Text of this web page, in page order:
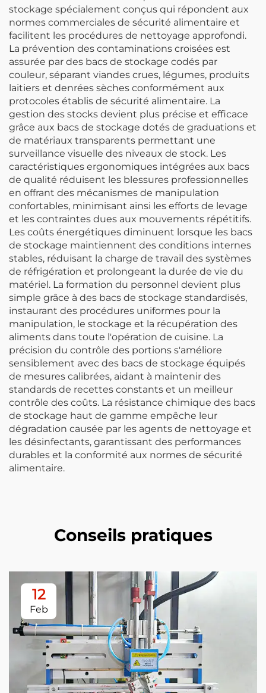
stockage spécialement conçus qui répondent aux
normes commerciales de sécurité alimentaire et
facilitent les procédures de nettoyage approfondi.
La prévention des contaminations croisées est
assurée par des bacs de stockage codés par
couleur, séparant viandes crues, légumes, produits
laitiers et denrées sèches conformément aux
protocoles établis de sécurité alimentaire. La
gestion des stocks devient plus précise et efficace
grâce aux bacs de stockage dotés de graduations et
de matériaux transparents permettant une
surveillance visuelle des niveaux de stock. Les
caractéristiques ergonomiques intégrées aux bacs
de qualité réduisent les blessures professionnelles
en offrant des mécanismes de manipulation
confortables, minimisant ainsi les efforts de levage
et les contraintes dues aux mouvements répétitifs.
Les coûts énergétiques diminuent lorsque les bacs
de stockage maintiennent des conditions internes
stables, réduisant la charge de travail des systèmes
de réfrigération et prolongeant la durée de vie du
matériel. La formation du personnel devient plus
simple grâce à des bacs de stockage standardisés,
instaurant des procédures uniformes pour la
manipulation, le stockage et la récupération des
aliments dans toute l'opération de cuisine. La
précision du contrôle des portions s'améliore
sensiblement avec des bacs de stockage équipés
de mesures calibrées, aidant à maintenir des
standards de recettes constants et un meilleur
contrôle des coûts. La résistance chimique des bacs
de stockage haut de gamme empêche leur
dégradation causée par les agents de nettoyage et
les désinfectants, garantissant des performances
durables et la conformité aux normes de sécurité
alimentaire.
Conseils pratiques
12
Feb